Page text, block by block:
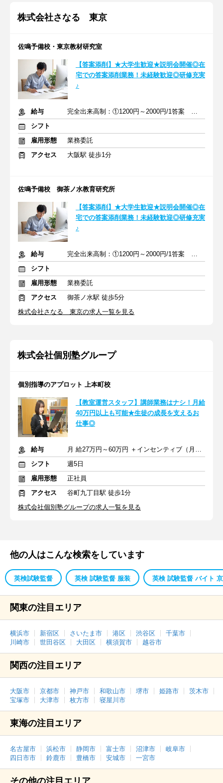
株式会社さなる 東京
佐鳴予備校・東京教材研究室
【答案添削】★大学生歓迎★説明会開催◎在
宅での答案添削業務！未経験歓迎◎研修充実
♪
給与
完全出来高制：①1200円～2000円/1答案 ②2000円～4000円/1答案
シフト
雇用形態
業務委託
アクセス
大阪駅 徒歩1分
佐鳴予備校 御茶ノ水教育研究所
【答案添削】★大学生歓迎★説明会開催◎在
宅での答案添削業務！未経験歓迎◎研修充実
♪
給与
完全出来高制：①1200円～2000円/1答案 ②2000円～4000円/1答案
シフト
雇用形態
業務委託
アクセス
御茶ノ水駅 徒歩5分
株式会社さなる 東京の求人一覧を見る
株式会社個別塾グループ
個別指導のアプロット 上本町校
【教室運営スタッフ】講師業務はナシ！月給
40万円以上も可能★生徒の成長を支えるお
仕事◎
給与
月 給27万円～60万円 ＋インセンティブ（月平均10万円）＋諸手当
シフト
週5日
雇用形態
正社員
アクセス
谷町九丁目駅 徒歩1分
株式会社個別塾グループの求人一覧を見る
他の人はこんな検索をしています
英検試験監督 英検 試験監督 服装 英検 試験監督 バイト
関東の注目エリア
横浜市 新宿区 さいたま市 港区 渋谷区
千葉市
川崎市
世田谷区 大田区 横須賀市 越谷市
関西の注目エリア
大阪市 京都市 神戸市 和歌山市 堺市 姫路市
茨木市
宝塚市
大津市 枚方市 寝屋川市
東海の注目エリア
名古屋市 浜松市 静岡市 富士市 沼津市
岐阜市
四日市市
鈴鹿市 豊橋市 安城市 一宮市
その他の注目エリア